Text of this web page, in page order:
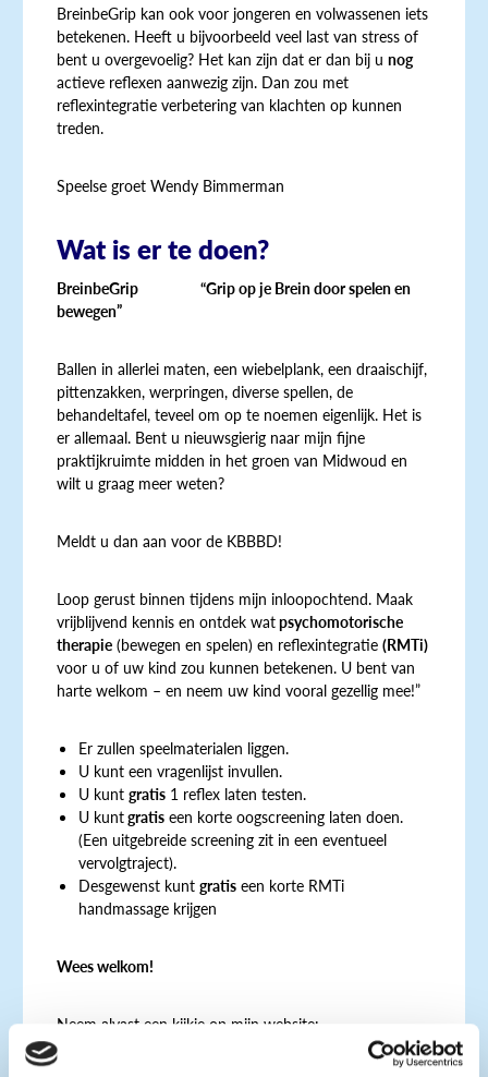
BreinbeGrip kan ook voor jongeren en volwassenen iets
betekenen. Heeft u bijvoorbeeld veel last van stress of
bent u overgevoelig? Het kan zijn dat er dan bij u nog
actieve reflexen aanwezig zijn. Dan zou met
reflexintegratie verbetering van klachten op kunnen
treden.
Speelse groet Wendy Bimmerman
Wat is er te doen?
BreinbeGrip “Grip op je Brein door spelen en
bewegen”
Ballen in allerlei maten, een wiebelplank, een draaischijf,
pittenzakken, werpringen, diverse spellen, de
behandeltafel, teveel om op te noemen eigenlijk. Het is
er allemaal. Bent u nieuwsgierig naar mijn fijne
praktijkruimte midden in het groen van Midwoud en
wilt u graag meer weten?
Meldt u dan aan voor de KBBBD!
Loop gerust binnen tijdens mijn inloopochtend. Maak
vrijblijvend kennis en ontdek watpsychomotorische
therapie(bewegen en spelen) en reflexintegratie (RMTi)
voor u of uw kind zou kunnen betekenen. U bent van
harte welkom – en neem uw kind vooral gezellig mee!”
Er zullen speelmaterialen liggen.
U kunt een vragenlijst invullen.
U kunt gratis1 reflex laten testen.
U kuntgratiseen korte oogscreening laten doen.
(Een uitgebreide screening zit in een eventueel
vervolgtraject).
Desgewenst kunt gratiseen korte RMTi
handmassage krijgen
Wees welkom!
Neem alvast een kijkje op mijn website: